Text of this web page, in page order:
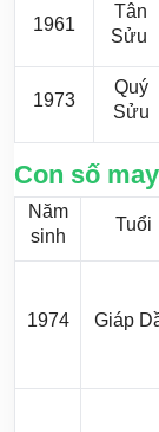
1961
Tân
Sửu
1973
Quý
Sửu
Con số
Năm
sinh
Tuổi
1974 Giáp